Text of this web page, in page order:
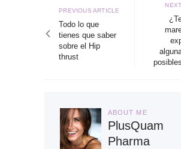
entradas
Previous
article
PREVIOUS ARTICLE
Todo lo que
tienes que saber
sobre el Hip
thrust
Next
ABOUT ME
PlusQuam
Pharma